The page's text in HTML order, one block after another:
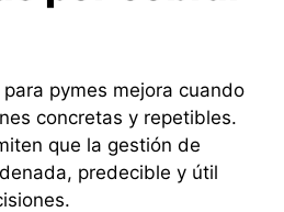
pymes mejora cuando
concretas y repetibles.
que la gestión de
predecible y útil